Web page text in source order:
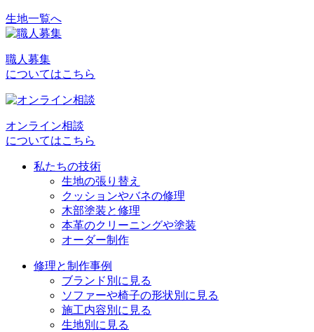
投
ナ
ビ
ー
生地一覧へ
職人募集
についてはこちら
オンライン相談
についてはこちら
私たちの技術
生地の張り替え
クッションやバネの修理
木部塗装と修理
本革のクリーニングや塗装
オーダー制作
修理と制作事例
ブランド別に見る
ソファーや椅子の形状別に見る
施工内容別に見る
生地別に見る